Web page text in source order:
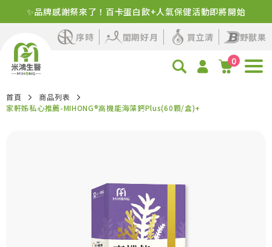
✨品牌感謝祭來了！百卡蛋白飲+人氣保健活動即將開始
序時 閨期好月 買立清
野獸果
0
首頁
商品列表
家軒姊私心推薦-MIHONG®高機能海藻鈣Plus(60顆/盒)+